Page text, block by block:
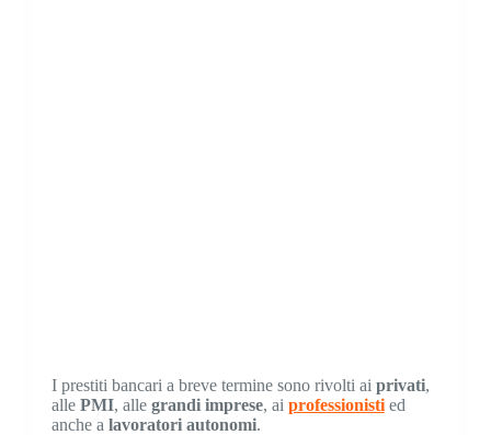
I prestiti bancari a breve termine sono rivolti ai privati,
alle PMI, alle grandi imprese, ai professionistied
anche a lavoratori autonomi.